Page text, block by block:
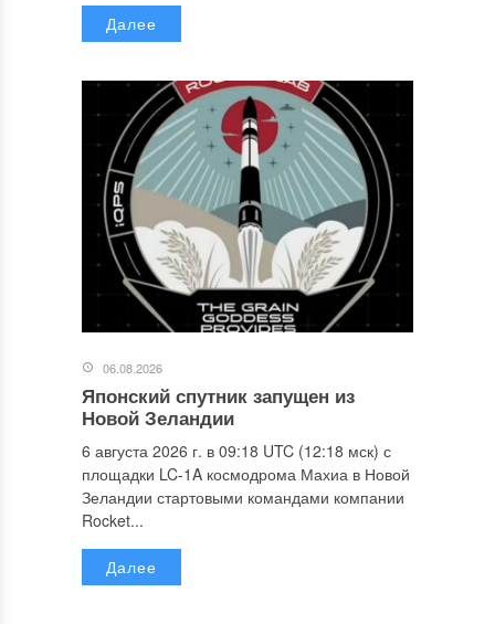
Далее
06.08.2026
Японский спутник запущен из
Новой Зеландии
6 августа 2026 г. в 09:18 UTC (12:18 мск) с
площадки LC-1A космодрома Махиа в Новой
Зеландии стартовыми командами компании
Rocket...
Далее